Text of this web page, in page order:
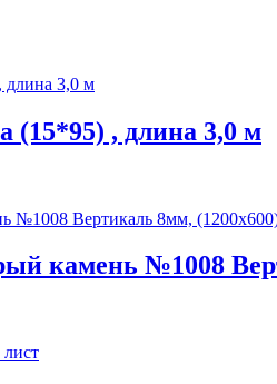
(15*95) , длина 3,0 м
камень №1008